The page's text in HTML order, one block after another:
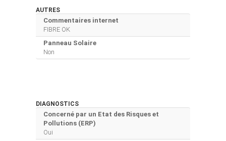
AUTRES
Commentaires internet
FIBRE OK
Panneau Solaire
Non
DIAGNOSTICS
Concerné par un Etat des Risques et
Pollutions (ERP)
Oui